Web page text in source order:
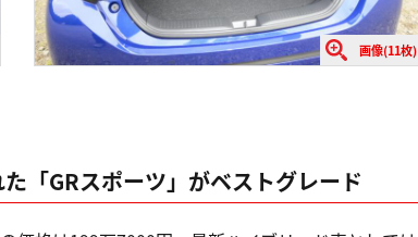
画像(11枚)
「GRスポーツ」がベストグレード